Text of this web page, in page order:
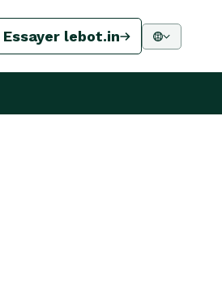
Essayer lebot.in